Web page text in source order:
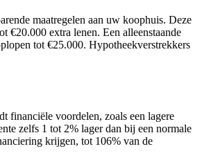
maatregelen aan uw koophuis. Deze
extra lenen. Een alleenstaande
tot €25.000. Hypotheekverstrekkers
financiële voordelen, zoals een lagere
zelfs 1 tot 2% lager dan bij een normale
krijgen, tot 106% van de